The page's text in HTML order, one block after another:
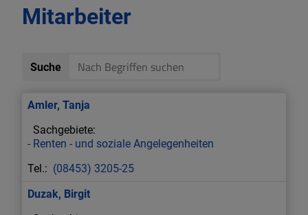
Standesamt
Mitarbeiter
Suche
Amler, Tanja
Renten - und soziale Angelegenheiten
(08453) 3205-25
Duzak, Birgit